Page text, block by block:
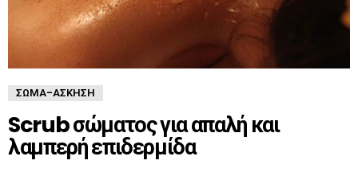
ΣΏΜΑ-ΆΣΚΗΣΗ
Scrub σώματος για απαλή και
λαμπερή επιδερμίδα